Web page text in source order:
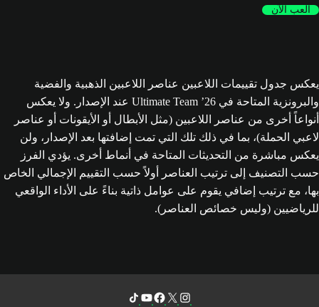
العب الآن
يعكس جدول تقييمات اللاعبين عناصر اللاعبين الذهبية والفضية
والبرونزية المتاحة في Ultimate Team ’26 عند الإصدار. ولا يعكس
أنواعاً أخرى من عناصر اللاعبين (مثل الأبطال أو الأيقونات أو عناصر
لاعبي الحملة)، بما في ذلك تلك التي تمت إضافتها بعد الإصدار، ولن
يعكس مباشرة من التحديثات المتاحة في أنماط أخرى. يؤدي الفرز
حسب التصنيف إلى ترتيب العناصر أولاً حسب التقييم الإجمالي الخاص
بها، مع ترتيب إضافي يقوم على عوامل ذاتية بناءً على الأداء الواقعي
للرياضيين (وليس خصائص العناصر).